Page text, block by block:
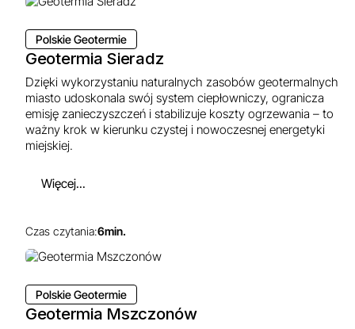
Polskie Geotermie
Geotermia Sieradz
Dzięki wykorzystaniu naturalnych zasobów geotermalnych
miasto udoskonala swój system ciepłowniczy, ogranicza
emisję zanieczyszczeń i stabilizuje koszty ogrzewania – to
ważny krok w kierunku czystej i nowoczesnej energetyki
miejskiej.
Więcej...
Czas czytania:6min.
Polskie Geotermie
Geotermia Mszczonów